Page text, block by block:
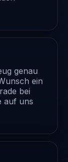
genau
ein
bei
auf uns